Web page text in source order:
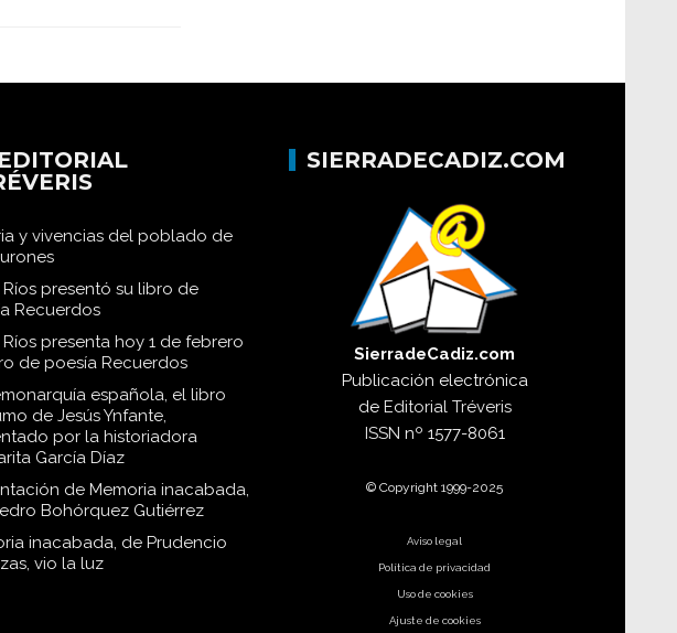
EDITORIAL
y vivencias del poblado de
Ríos presentó su libro de
Recuerdos
Ríos presenta hoy 1 de febrero
de poesía Recuerdos
española, el libro
de Jesús Ynfante,
por la historiadora
García Díaz
de Memoria inacabada,
Bohórquez Gutiérrez
inacabada, de Prudencio
vio la luz
SIERRADECADIZ.COM
SierradeCadiz.com
Publicación electrónica
de Editorial Tréveris
ISSN nº 1577-8061
© Copyright 1999-2025
Aviso legal
Política de privacidad
Uso de cookies
Ajuste de cookies